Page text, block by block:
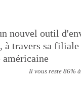
nouvel outil
, à travers sa
Il vous reste 86%